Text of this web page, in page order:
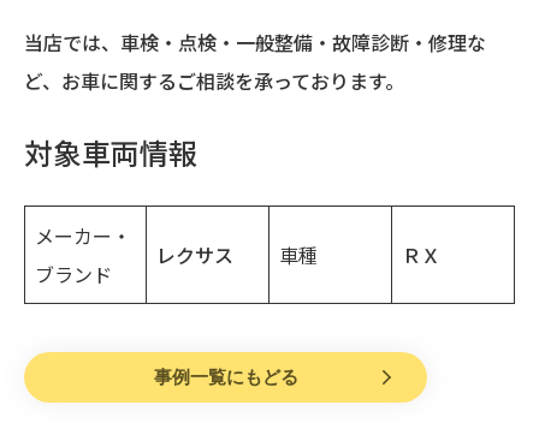
当店では、車検・点検・一般整備・故障診断・修理な
ど、お車に関するご相談を承っております。
対象車両情報
メーカー・
ブランド
レクサス 車種 ＲＸ
事例一覧にもどる